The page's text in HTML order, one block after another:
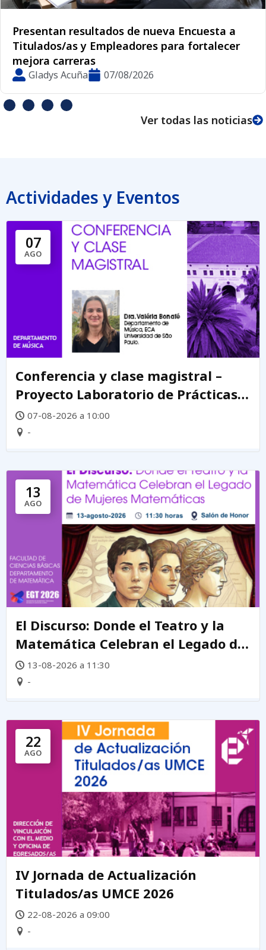
Decana de la Facultad de Ciencias Básicas
fortalece vínculos internacionales de la UMCE
en Red STEM Latinoamérica
Lorena Tejo 06/08/2026
Ver todas las noticias
Actividades y Eventos
07
AGO
Conferencia y clase magistral –
Proyecto Laboratorio de Prácticas
Creativas DEMUS
07-08-2026 a 10:00
-
13
AGO
El Discurso: Donde el Teatro y la
Matemática Celebran el Legado de
mujeres matemáticas
13-08-2026 a 11:30
-
22
AGO
IV Jornada de Actualización
Titulados/as UMCE 2026
22-08-2026 a 09:00
-